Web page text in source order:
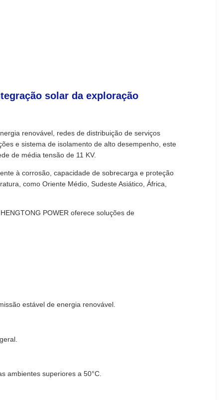
solar da exploração
renovável, redes de distribuição de serviços
e sistema de isolamento de alto desempenho, este
de média tensão de 11 KV.
à corrosão, capacidade de sobrecarga e proteção
como Oriente Médio, Sudeste Asiático, África,
POWER oferece soluções de
estável de energia renovável.
ambientes superiores a 50°C.